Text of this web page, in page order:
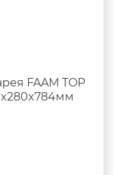
FAAM TOP